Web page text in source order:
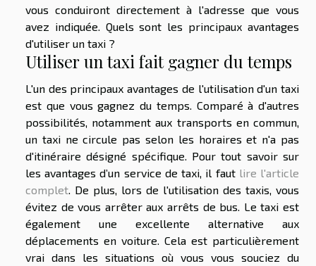
vous conduiront directement à l'adresse que vous
avez indiquée. Quels sont les principaux avantages
d'utiliser un taxi ?
Utiliser un taxi fait gagner du temps
L'un des principaux avantages de l'utilisation d'un taxi
est que vous gagnez du temps. Comparé à d'autres
possibilités, notamment aux transports en commun,
un taxi ne circule pas selon les horaires et n'a pas
d'itinéraire désigné spécifique. Pour tout savoir sur
les avantages d’un service de taxi, il faut lire l'article
complet . De plus, lors de l'utilisation des taxis, vous
évitez de vous arrêter aux arrêts de bus. Le taxi est
également une excellente alternative aux
déplacements en voiture. Cela est particulièrement
vrai dans les situations où vous vous souciez du